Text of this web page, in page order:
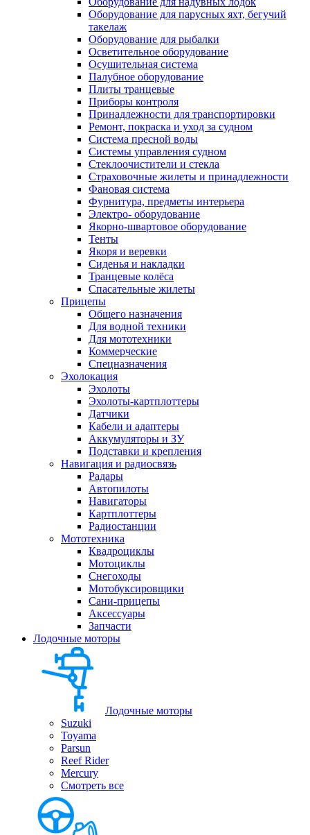
Оборудование для парусных яхт, бегучий
такелаж
Оборудование для рыбалки
Осветительное оборудование
Осушительная система
Палубное оборудование
Плиты транцевые
Приборы контроля
Принадлежности для транспортировки
Ремонт, покраска и уход за судном
Система пресной воды
Системы управления судном
Стеклоочистители и стекла
Страховочные жилеты и принадлежности
Фановая система
Фурнитура, предметы интерьера
Электро- оборудование
Якорно-швартовое оборудование
Тенты
Якоря и веревки
Сиденья и накладки
Транцевые колёса
Спасательные жилеты
Прицепы
Общего назначения
Для водной техники
Для мототехники
Коммерческие
Спецназначения
Эхолокация
Эхолоты
Эхолоты-картплоттеры
Датчики
Кабели и адаптеры
Аккумуляторы и ЗУ
Подставки и крепления
Навигация и радиосвязь
Радары
Автопилоты
Навигаторы
Картплоттеры
Радиостанции
Мототехника
Квадроциклы
Мотоциклы
Снегоходы
Мотобуксировщики
Сани-прицепы
Аксессуары
Запчасти
Лодочные моторы
Лодочные моторы
Suzuki
Toyama
Parsun
Reef Rider
Mercury
Смотреть все